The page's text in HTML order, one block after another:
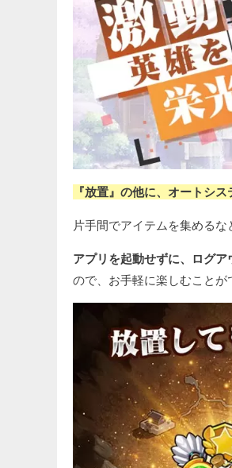
『放置』の他に、オートシ
片手間でアイテムを集めるな
アプリを起動せずに、ログ
ので、お手軽に楽しむことが